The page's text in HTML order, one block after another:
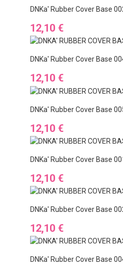
DNKa' Rubber Cover Base
Preis
12,10 €
DNKa' Rubber Cover Base
Preis
12,10 €
DNKa' Rubber Cover Base
Preis
12,10 €
DNKa' Rubber Cover Base
Preis
12,10 €
DNKa' Rubber Cover Base
Preis
12,10 €
DNKa' Rubber Cover Base